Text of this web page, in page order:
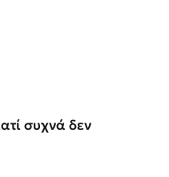
συχνά δεν